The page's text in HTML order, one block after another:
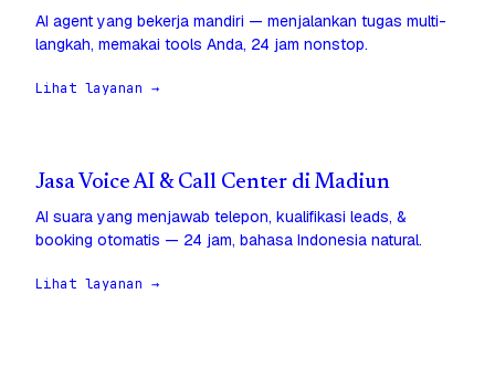
AI agent yang bekerja mandiri — menjalankan tugas multi-
langkah, memakai tools Anda, 24 jam nonstop.
Lihat layanan →
Jasa Voice AI & Call Center di Madiun
AI suara yang menjawab telepon, kualifikasi leads, &
booking otomatis — 24 jam, bahasa Indonesia natural.
Lihat layanan →